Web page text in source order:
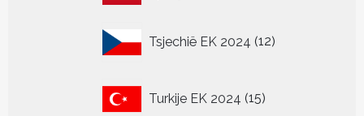
Tsjechië EK 2024 12
producten
Turkije EK 2024 15
producten